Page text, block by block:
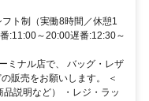
)
ト制（実働8時間／休憩1
:11:00～20:00遅番:12:30～
ミナル店で、 バッグ・レザ
販売をお願いします。 ＜
説明など） ・レジ・ラッ